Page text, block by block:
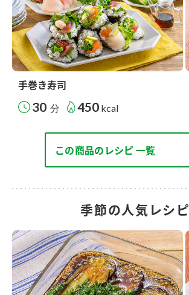
手巻き寿司
30 分 450 kcal
この商品のレシピ 一覧
季節の人気レシピ